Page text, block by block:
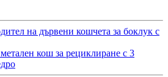
на дървени кошчета за боклук с
кош за рециклиране с 3